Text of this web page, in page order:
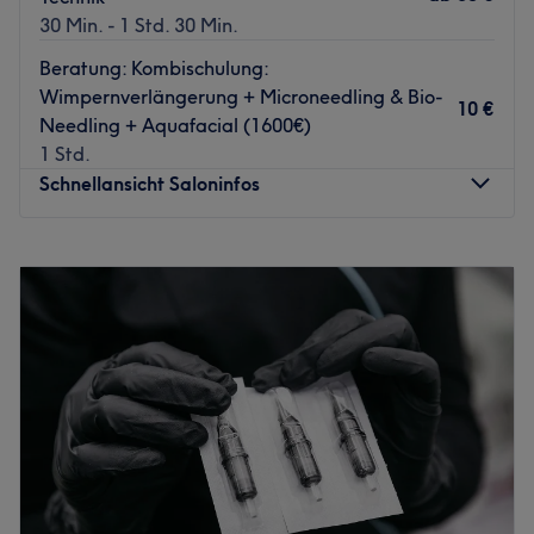
Behandlungen gezielt darauf abzustimmen.
Atmosphäre: Einladend, vertraut, charmant
Expertise: Gesichtsbehandlungen, Microblading
Produkte und Produktmarken:
Extras:
30 Min. - 1 Std. 30 Min.
Beratung: Kombischulung:
Wimpernverlängerung + Microneedling & Bio-
Needling + Aquafacial (1600€)
1 Std.
10 €
Schnellansicht Saloninfos
13:30
13:30
13:30–
Freitag
13:30–18:00
Samstag
10:00
Sonntag
Geschlossen
Willkommen in meinem Beauty Studio – wo Präzision auf
Schönheit trifft.